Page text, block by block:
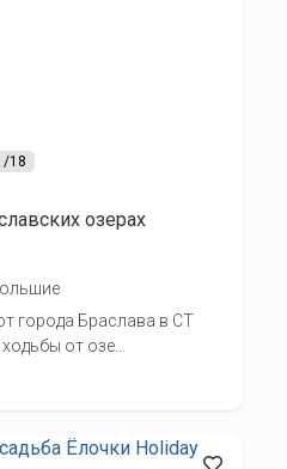
/18
озерах
города Браслава в СТ
от озе...